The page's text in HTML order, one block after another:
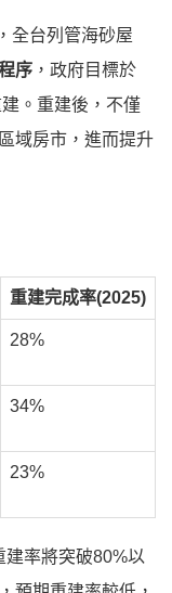
全台列管海砂屋
序 ，政府目標於
。重建後，不僅
域房市，進而提升
重建完成率(2025)
28%
34%
23%
建率將突破80%以